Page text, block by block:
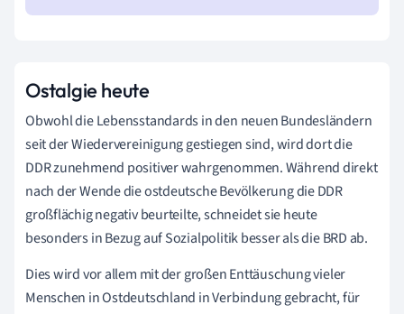
Ostalgie heute
Obwohl die Lebensstandards in den neuen Bundesländern
seit der Wiedervereinigung gestiegen sind, wird dort die
DDR zunehmend positiver wahrgenommen. Während direkt
nach der Wende die ostdeutsche Bevölkerung die DDR
großflächig negativ beurteilte, schneidet sie heute
besonders in Bezug auf Sozialpolitik besser als die BRD ab.
Dies wird vor allem mit der großen Enttäuschung vieler
Menschen in Ostdeutschland in Verbindung gebracht, für